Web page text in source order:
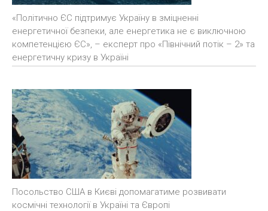
«Політично ЄС підтримує Україну в зміцненні
енергетичної безпеки, але енергетика не є виключною
компетенцією ЄС», – експерт про «Північний потік – 2» та
енергетичну кризу в Україні
Посольство США в Києві допомагатиме розвивати
космічні технології в Україні та Європі